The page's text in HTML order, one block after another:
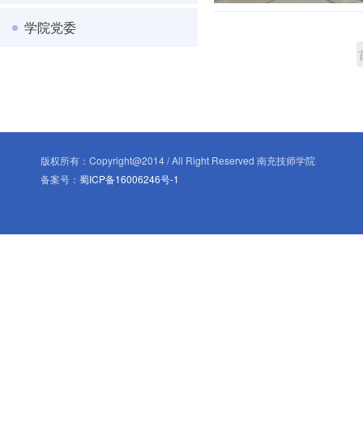
学院党委
版权所有：Copyright@2014 / All Right Reserved 南充技师学院
备案号：蜀ICP备16006246号-1